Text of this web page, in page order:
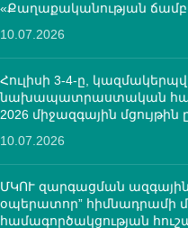
«Քաղաքականության ճամբար
10.07.2026
Հուլիսի 3-4-ը,
նախապատրաստական
2026 միջազգային
10.07.2026
ՄԿՈՒ զարգացման ազգային
օպերատոր” հիմնադրամի
համագործակցության